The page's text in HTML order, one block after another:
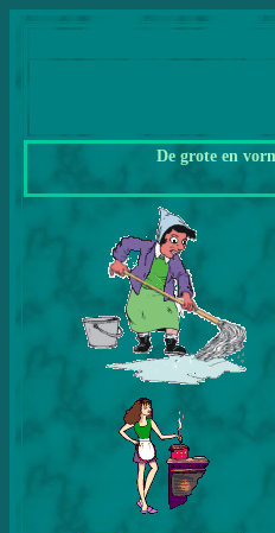
De grote en